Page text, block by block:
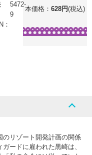
本価格： 628円(税込)
：
5472-
9
のリゾート開発計画の関係
ードに雇われた黒崎は、